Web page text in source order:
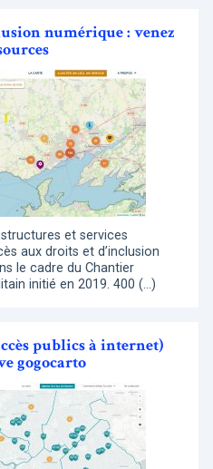
numérique : venez
et services
aux droits et d’inclusion
le cadre du Chantier
initié en 2019. 400 (…)
publics à internet)
gogocarto